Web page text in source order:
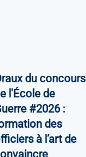
du concours
l'École de
#2026 :
des
à l’art de